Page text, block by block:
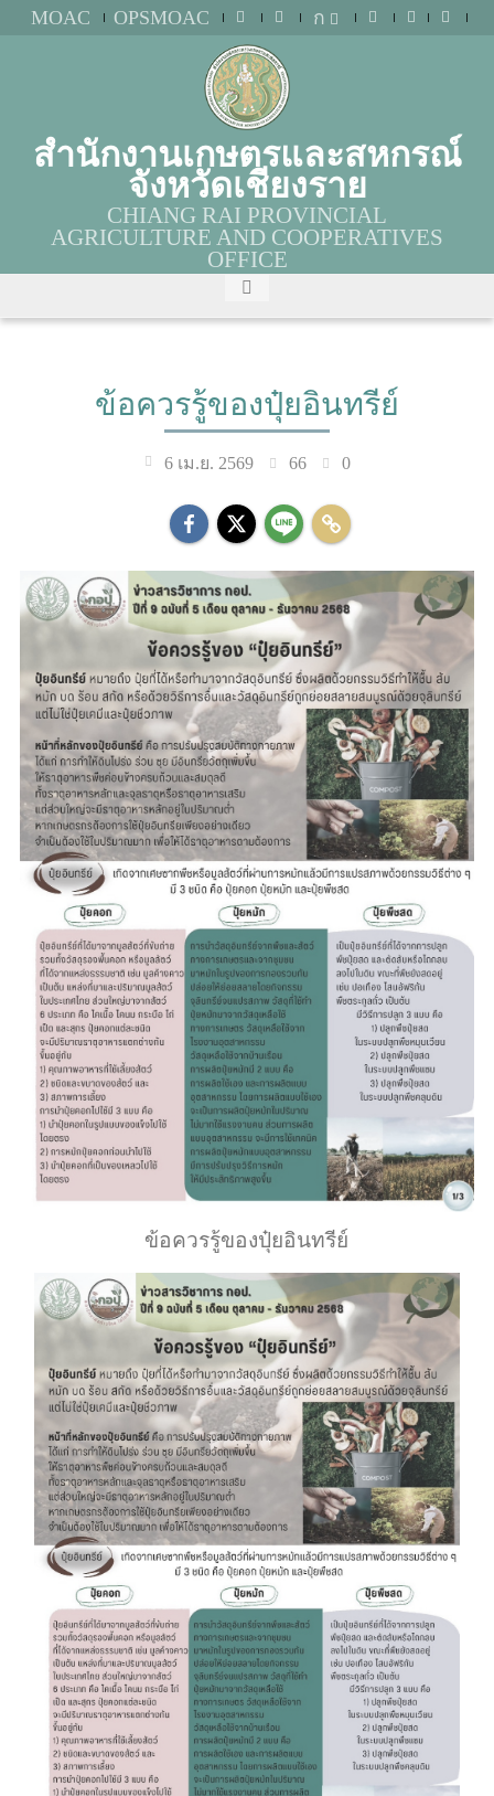
MOAC OPSMOAC ก
สำนักงานเกษตรและสหกรณ์
จังหวัดเชียงราย
CHIANG RAI PROVINCIAL
AGRICULTURE AND COOPERATIVES
OFFICE
ข้อควรรู้ของปุ๋ยอินทรีย์
6 เม.ย. 2569 66 0
ข้อควรรู้ของปุ๋ยอินทรีย์